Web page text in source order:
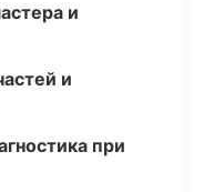
и
и
при